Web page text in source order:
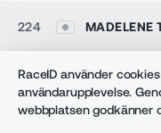
224 MADELENE
2,5 KM MOTION DAM
RaceID använder
användarupplevelse.
webbplatsen godkänner